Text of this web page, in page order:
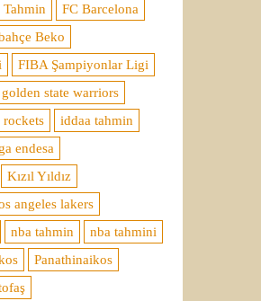
Tahmin
FC Barcelona
Beko
FIBA Şampiyonlar Ligi
golden state warriors
rockets
iddaa tahmin
endesa
Kızıl Yıldız
angeles lakers
nba tahmin
nba tahmini
Panathinaikos